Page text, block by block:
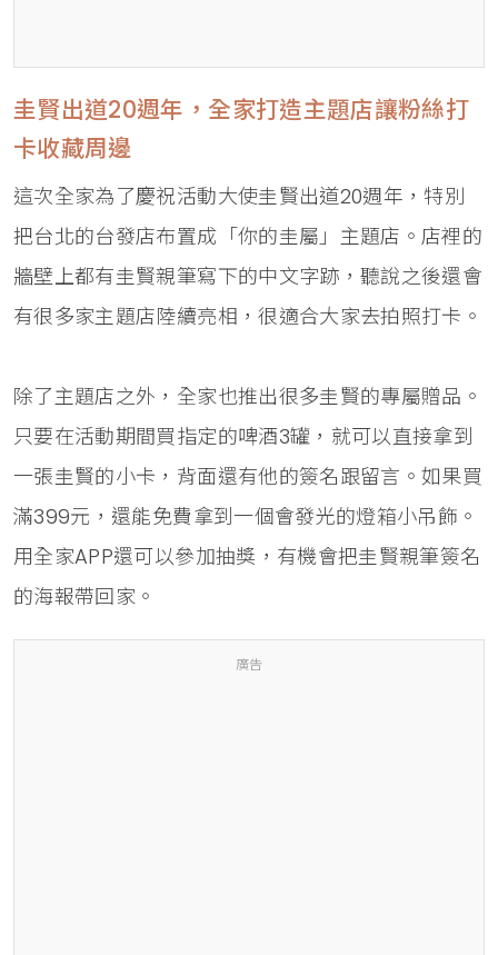
圭賢出道20週年，全家打造主題店讓粉絲打
卡收藏周邊
這次全家為了慶祝活動大使圭賢出道20週年，特別
把台北的台發店布置成「你的圭屬」主題店。店裡的
牆壁上都有圭賢親筆寫下的中文字跡，聽說之後還會
有很多家主題店陸續亮相，很適合大家去拍照打卡。
除了主題店之外，全家也推出很多圭賢的專屬贈品。
只要在活動期間買指定的啤酒3罐，就可以直接拿到
一張圭賢的小卡，背面還有他的簽名跟留言。如果買
滿399元，還能免費拿到一個會發光的燈箱小吊飾。
用全家APP還可以參加抽獎，有機會把圭賢親筆簽名
的海報帶回家。
廣告